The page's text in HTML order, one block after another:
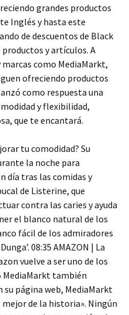
grandes productos
Inglés y hasta este
de descuentos de Black
productos y artículos. A
como MediaMarkt,
ofreciendo productos
como respuesta una
y flexibilidad,
que te encantará.
tu comodidad? Su
la noche para
día tras las comidas y
de Listerine, que
contra las caries y ayuda
el blanco natural de los
fácil de los admiradores
08:35 AMAZON | La
vuelve a ser uno de los
MediaMarkt también
su página web, MediaMarkt
de la historia». Ningún